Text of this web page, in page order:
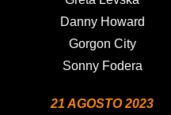
Danny Howard
Gorgon City
Sonny Fodera
21 AGOSTO 2023